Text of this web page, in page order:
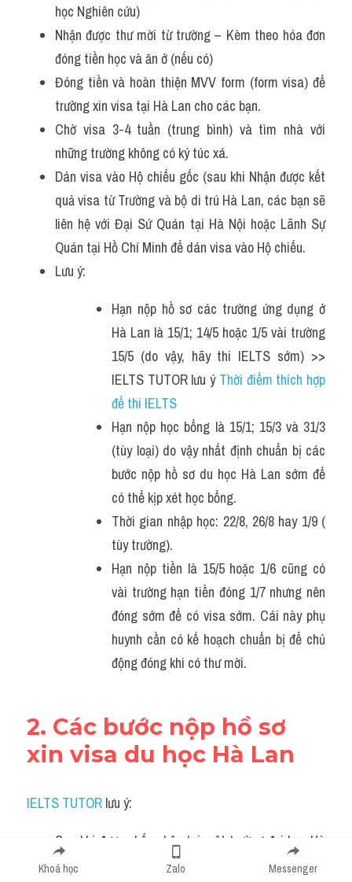
học Nghiên cứu)
Nhận được thư mời từ trường – Kèm theo hóa đơn
đóng tiền học và ăn ở (nếu có)
Đóng tiền và hoàn thiện MVV form (form visa) để
trường xin visa tại Hà Lan cho các bạn.
Chờ visa 3-4 tuần (trung bình) và tìm nhà với
những trường không có ký túc xá.
Dán visa vào Hộ chiếu gốc (sau khi Nhận được kết
quả visa từ Trường và bộ di trú Hà Lan, các bạn sẽ
liên hệ với Đại Sứ Quán tại Hà Nội hoặc Lãnh Sự
Quán tại Hồ Chí Minh để dán visa vào Hộ chiếu.
Lưu ý:
Hạn nộp hồ sơ các trường ứng dụng ở
Hà Lan là 15/1; 14/5 hoặc 1/5 vài trường
15/5 (do vậy, hãy thi IELTS sớm) >>
IELTS TUTOR lưu ý Thời điểm thích hợp
để thi IELTS
Hạn nộp học bổng là 15/1; 15/3 và 31/3
(tùy loại) do vậy nhất định chuẩn bị các
bước nộp hồ sơ du học Hà Lan sớm để
có thể kịp xét học bổng.
Thời gian nhập học: 22/8, 26/8 hay 1/9 (
tùy trường).
Hạn nộp tiền là 15/5 hoặc 1/6 cũng có
vài trường hạn tiền đóng 1/7 nhưng nên
đóng sớm để có visa sớm. Cái này phụ
huynh cần có kế hoạch chuẩn bị để chủ
động đóng khi có thư mời.
2. Các bước nộp hồ sơ
xin visa du học Hà Lan
IELTS TUTOR lưu ý:
Sau khi được chấp nhận tại một trường đại học Hà
Lan. Bạn sẽ nhận được thư chấp nhận từ trường.
Khoá học Zalo Messenger